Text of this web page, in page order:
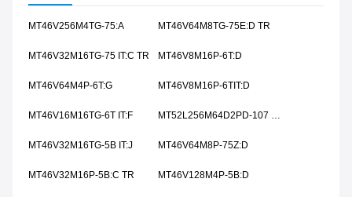
MT46V256M4TG-75:A MT46V64M8TG-75E:D TR
MT46V32M16TG-75 IT:C TR MT46V8M16P-6T:D
MT46V64M4P-6T:G MT46V8M16P-6TIT:D
MT46V16M16TG-6T IT:F
MT46V32M16TG-5B IT:J MT46V64M8P-75Z:D
MT46V32M16P-5B:C TR MT46V128M4P-5B:D